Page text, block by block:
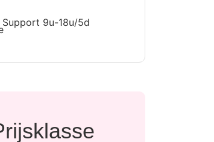
Support 9u-18u/5d